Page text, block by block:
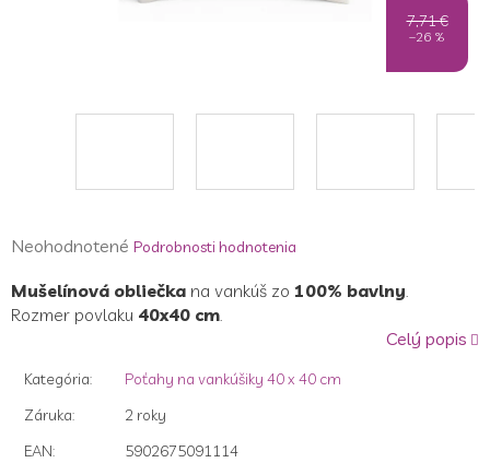
7,71 €
–26 %
Priemerné
produktu
je
hviezdičiek.
Neohodnotené Podrobnosti hodnotenia
Mušelínová obliečka na vankúš zo 100% bavlny
Rozmer povlaku 40x40 cm
Celý popis
Kategória:
Poťahy na vankúšiky 40 x 40 cm
Záruka:
2 roky
EAN:
5902675091114